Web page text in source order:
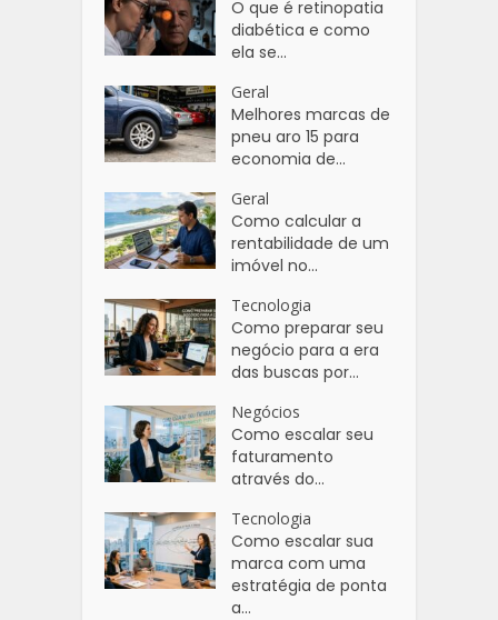
O que é retinopatia
diabética e como
ela se...
Geral
Melhores marcas de
pneu aro 15 para
economia de...
Geral
Como calcular a
rentabilidade de um
imóvel no...
Tecnologia
Como preparar seu
negócio para a era
das buscas por...
Negócios
Como escalar seu
faturamento
através do...
Tecnologia
Como escalar sua
marca com uma
estratégia de ponta
a...